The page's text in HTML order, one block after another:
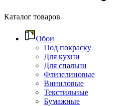
Каталог товаров
Обои
Под покраску
Для кухни
Для спальни
Флизелиновые
Виниловые
Текстильные
Бумажные